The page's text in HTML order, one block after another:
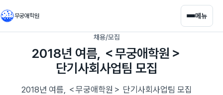
무궁애학원 메뉴
채용/모집
2018년 여름, ＜무궁애학원＞
단기사회사업팀 모집
2018년 여름, ＜무궁애학원＞ 단기사회사업팀 모집